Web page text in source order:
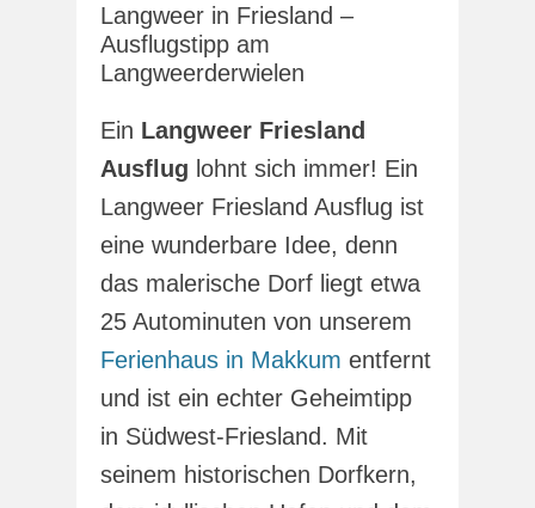
Langweer in Friesland –
Ausflugstipp am
Langweerderwielen
Ein Langweer Friesland
Ausflug lohnt sich immer! Ein
Langweer Friesland Ausflug ist
eine wunderbare Idee, denn
das malerische Dorf liegt etwa
25 Autominuten von unserem
Ferienhaus in Makkum entfernt
und ist ein echter Geheimtipp
in Südwest-Friesland. Mit
seinem historischen Dorfkern,